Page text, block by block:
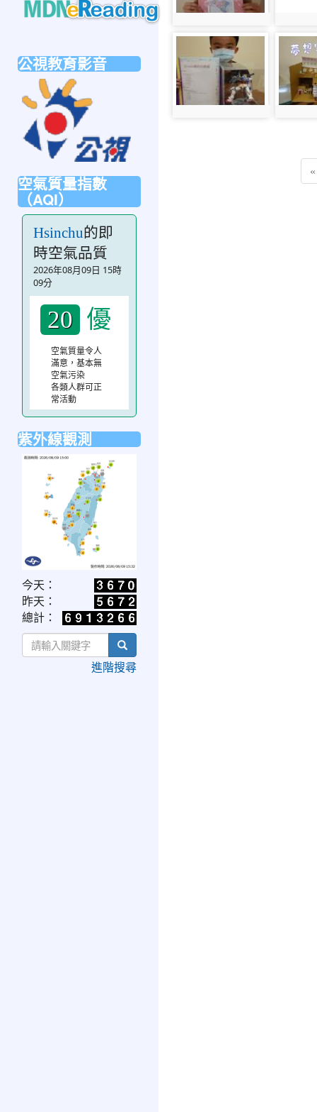
246
photo-
261
«
https://mdnereading.mdnkids.com
公視教育影音
空氣質量指數
（AQI）
Hsinchu的即
時空氣品質
2026年08月09日 15時
09分
20 優
空氣質量令人
滿意，基本無
空氣污染
各類人群可正
常活動
紫外線觀測
link
to
https://www.cwa.gov.tw/V8/C/W/OBS_UVI.html
今天：
昨天：
總計：
search
進階搜尋